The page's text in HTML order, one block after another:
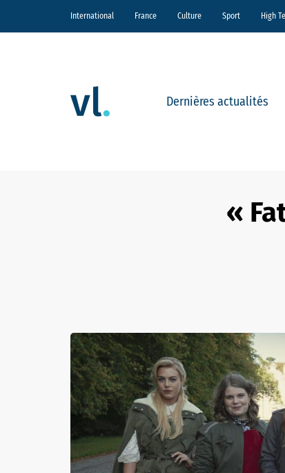
International France Culture Sport High
Dernières actualités
«